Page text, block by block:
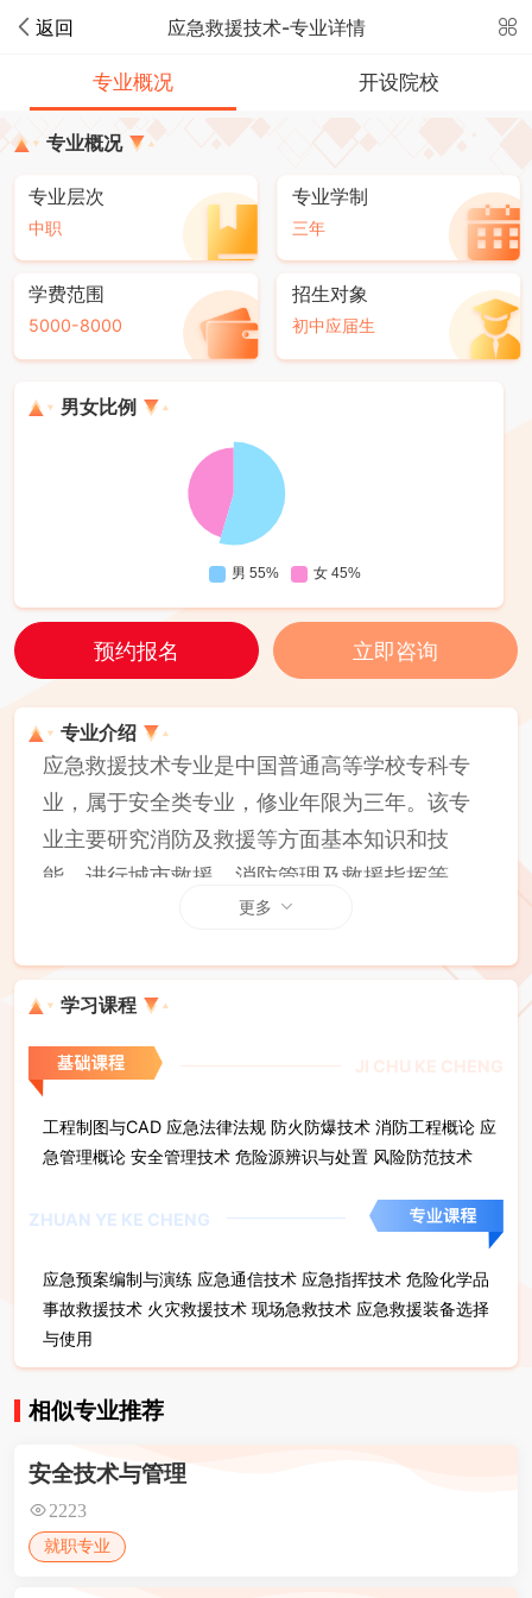
返回 应急救援技术-专业详情
专业概况 开设院校
专业概况
专业层次
中职
专业学制
三年
学费范围
5000-8000
招生对象
初中应届生
男女比例
预约报名 立即咨询
专业介绍
应急救援技术专业是中国普通高等学校专科专
业，属于安全类专业，修业年限为三年。该专
业主要研究消防及救援等方面基本知识和技
能，进行城市救援、消防管理及救援指挥等。
更多
学习课程
JI CHU KE CHENG
工程制图与CAD 应急法律法规 防火防爆技术 消防工程概论 应
急管理概论 安全管理技术 危险源辨识与处置 风险防范技术
ZHUAN YE KE CHENG
应急预案编制与演练 应急通信技术 应急指挥技术 危险化学品
事故救援技术 火灾救援技术 现场急救技术 应急救援装备选择
与使用
相似专业推荐
安全技术与管理
2223
就职专业